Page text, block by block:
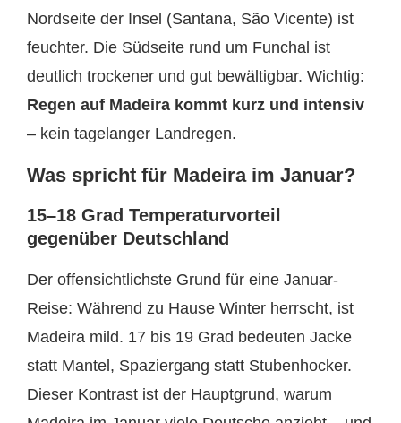
Nordseite der Insel (Santana, São Vicente) ist
feuchter. Die Südseite rund um Funchal ist
deutlich trockener und gut bewältigbar. Wichtig:
Regen auf Madeira kommt kurz und intensiv
– kein tagelanger Landregen.
Was spricht für Madeira im Januar?
15–18 Grad Temperaturvorteil
gegenüber Deutschland
Der offensichtlichste Grund für eine Januar-
Reise: Während zu Hause Winter herrscht, ist
Madeira mild. 17 bis 19 Grad bedeuten Jacke
statt Mantel, Spaziergang statt Stubenhocker.
Dieser Kontrast ist der Hauptgrund, warum